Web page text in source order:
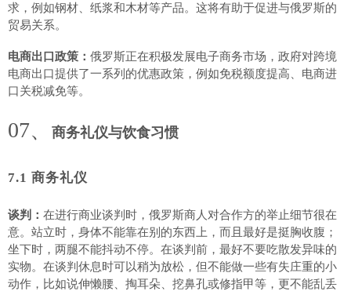
求，例如钢材、纸浆和木材等产品。这将有助于促进与俄罗斯的
贸易关系。
电商出口政策： 俄罗斯正在积极发展电子商务市场，政府对跨境
电商出口提供了一系列的优惠政策，例如免税额度提高、电商进
口关税减免等。
07、 商务礼仪与饮食习惯
7.1 商务礼仪
谈判： 在进行商业谈判时，俄罗斯商人对合作方的举止细节很在
意。站立时，身体不能靠在别的东西上，而且最好是挺胸收腹；
坐下时，两腿不能抖动不停。在谈判前，最好不要吃散发异味的
实物。在谈判休息时可以稍为放松，但不能做一些有失庄重的小
动作，比如说伸懒腰、掏耳朵、挖鼻孔或修指甲等，更不能乱丢